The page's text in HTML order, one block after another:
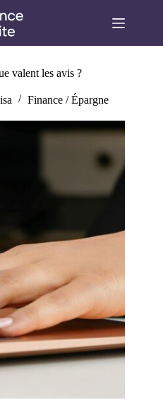
valent les avis ?
Finance / Épargne